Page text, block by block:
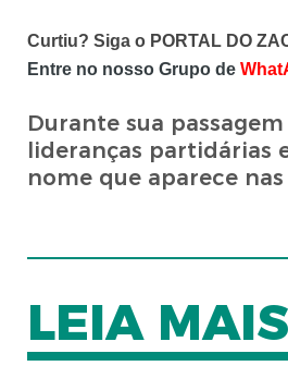
Curtiu? Siga o PORTAL DO
Entre no nosso Grupo de
Durante sua
lideranças partidárias
nome que aparece
LEIA MAIS